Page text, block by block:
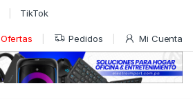
TikTok
Ofertas Pedidos Mi Cuenta